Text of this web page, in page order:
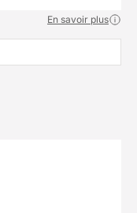
En savoir plus